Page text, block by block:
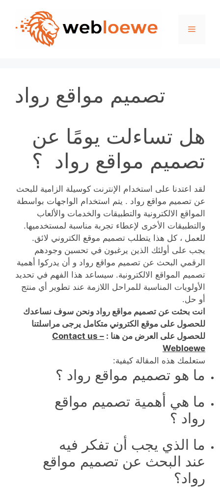
content
Menu
تصميم مواقع رواد
هل تساءلت يومًا عن
تصميم مواقع رواد ؟
لقد اعتدنا على استخدام الإنترنت كوسيلة الزامية للبحث
عن تصميم مواقع رواد . يتم استخدام الواجهات بواسطة
المواقع الالكترونية والتطبيقات والخدمات والألعاب
والتطبيقات الأخرى لإعطاء تجربة مناسبة لمستخدميها.
للعمل ، كل هذا يتطلب تصميم موقع الكتروني لائق.
يجب على أولئك الذين يرغبون في تحسين وجودهم
الرقمي البحث عن تصميم مواقع رواد و أن يدركوا أهمية
تصميم المواقع الالكترونية. سيساعد هذا الفهم في تحديد
الأولويات المناسبة للمراحل اللازمة عند تطوير أي منتج
أو حل.
انت بحثت عن تصميم مواقع رواد ونحن سوف نساعدك
للحصول على موقع الكتروني متكامل يرجى مراسلتنا
للحصول على العرض من هنا : Contact us –
Webloewe
ستعلمك هذه المقالة كيفية:
ما هو تصميم مواقع رواد ؟
ما هي أهمية تصميم مواقع
رواد ؟
ما الذي يجب أن تفكر فيه
عند البحث عن تصميم مواقع
رواد؟